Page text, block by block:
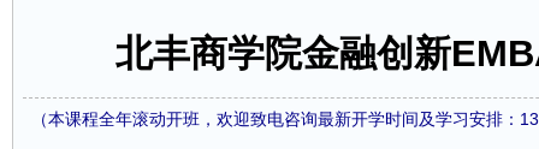
北丰商学院金融创新
（本课程全年滚动开班，欢迎致电咨询最新开学时间及学习安排：